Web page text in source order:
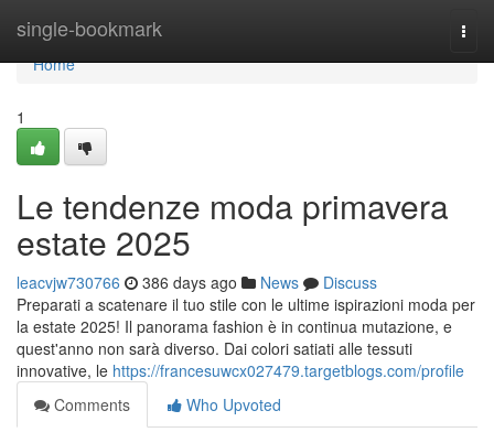
single-bookmark
Home
Home
1
Le tendenze moda primavera
estate 2025
leacvjw730766 386 days ago News
Discuss
Preparati a scatenare il tuo stile con le ultime ispirazioni moda per
la estate 2025! Il panorama fashion è in continua mutazione, e
quest'anno non sarà diverso. Dai colori satiati alle tessuti
innovative, le https://francesuwcx027479.targetblogs.com/profile
Comments
Who Upvoted